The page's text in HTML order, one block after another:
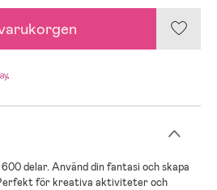
delar. Använd din fantasi och skapa
för kreativa aktiviteter och